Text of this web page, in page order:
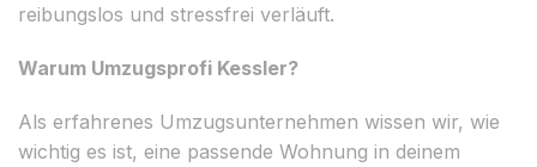
reibungslos und stressfrei verläuft.
Warum Umzugsprofi Kessler?
Als erfahrenes Umzugsunternehmen wissen wir, wie
wichtig es ist, eine passende Wohnung in deinem